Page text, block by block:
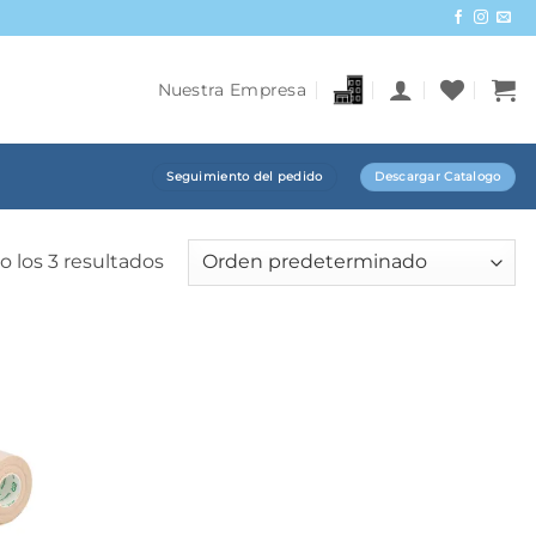
Nuestra Empresa
Seguimiento del pedido Descargar Catalogo
los 3 resultados